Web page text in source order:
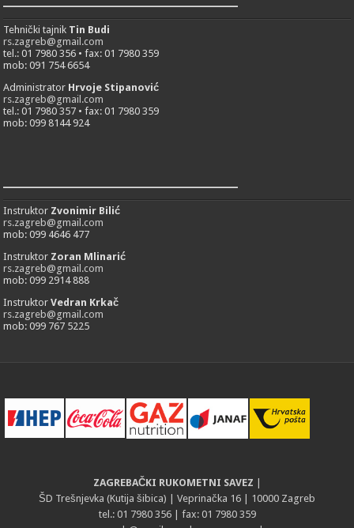
Tehnički tajnik Tin Budi
rs.zagreb@gmail.com
tel.: 01 7980 356 • fax: 01 7980 359
mob: 091 754 6654
Administrator Hrvoje Stipanović
rs.zagreb@gmail.com
tel.: 01 7980 357 • fax: 01 7980 359
mob: 099 8144 924
Instruktor Zvonimir Bilić
rs.zagreb@gmail.com
mob: 099 4646 477
Instruktor Zoran Mlinarić
rs.zagreb@gmail.com
mob: 099 2914 888
InstruktorVedran Krkač
rs.zagreb@gmail.com
mob: 099 767 5225
ZAGREBAČKI RUKOMETNI SAVEZ |
ŠD Trešnjevka (Kutija šibica) | Veprinačka 16 | 10000 Zagreb
tel.: 01 7980 356 | fax: 01 7980 359